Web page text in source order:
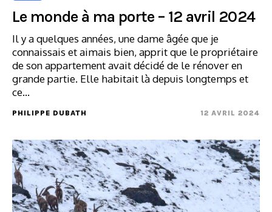
Le monde à ma porte – 12 avril 2024
Il y a quelques années, une dame âgée que je
connaissais et aimais bien, apprit que le propriétaire
de son appartement avait décidé de le rénover en
grande partie. Elle habitait là depuis longtemps et
ce…
PHILIPPE DUBATH 12 AVRIL 2024